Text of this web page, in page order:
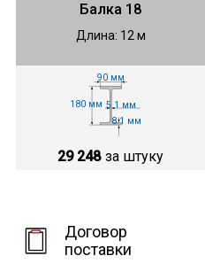
Балка 18
Длина: 12 м
180 мм
90 мм
5.1 мм
8.1 мм
29 248 за штуку
Договор
поставки